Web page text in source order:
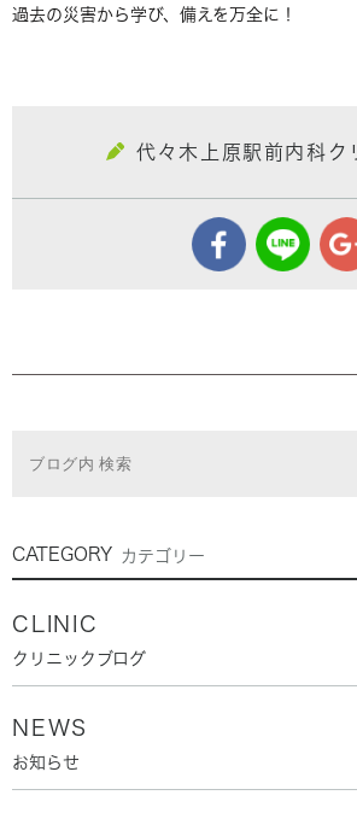
過去の災害から学び、備えを万全に！
代々木上原駅前内科ク
CATEGORY カテゴリー
CLINIC
クリニックブログ
NEWS
お知らせ